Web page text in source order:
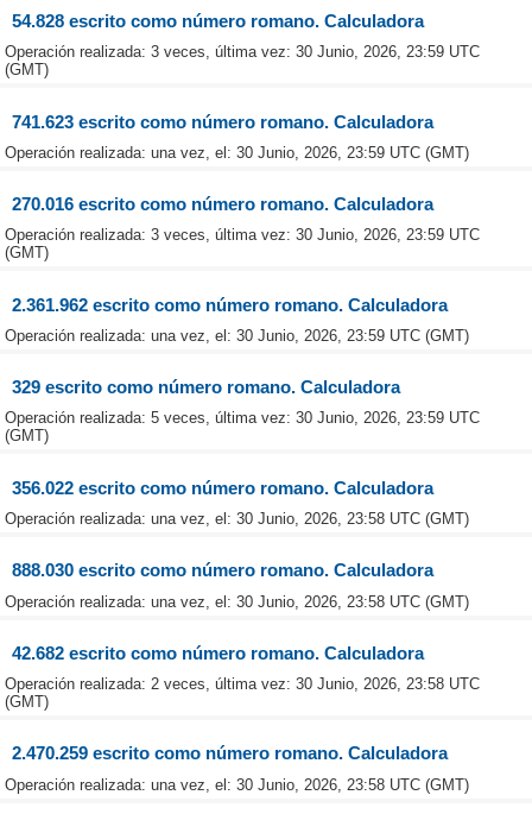
54.828 escrito como número romano. Calculadora
Operación realizada: 3 veces, última vez: 30 Junio, 2026, 23:59 UTC
(GMT)
741.623 escrito como número romano. Calculadora
Operación realizada: una vez, el: 30 Junio, 2026, 23:59 UTC (GMT)
270.016 escrito como número romano. Calculadora
Operación realizada: 3 veces, última vez: 30 Junio, 2026, 23:59 UTC
(GMT)
2.361.962 escrito como número romano. Calculadora
Operación realizada: una vez, el: 30 Junio, 2026, 23:59 UTC (GMT)
329 escrito como número romano. Calculadora
Operación realizada: 5 veces, última vez: 30 Junio, 2026, 23:59 UTC
(GMT)
356.022 escrito como número romano. Calculadora
Operación realizada: una vez, el: 30 Junio, 2026, 23:58 UTC (GMT)
888.030 escrito como número romano. Calculadora
Operación realizada: una vez, el: 30 Junio, 2026, 23:58 UTC (GMT)
42.682 escrito como número romano. Calculadora
Operación realizada: 2 veces, última vez: 30 Junio, 2026, 23:58 UTC
(GMT)
2.470.259 escrito como número romano. Calculadora
Operación realizada: una vez, el: 30 Junio, 2026, 23:58 UTC (GMT)